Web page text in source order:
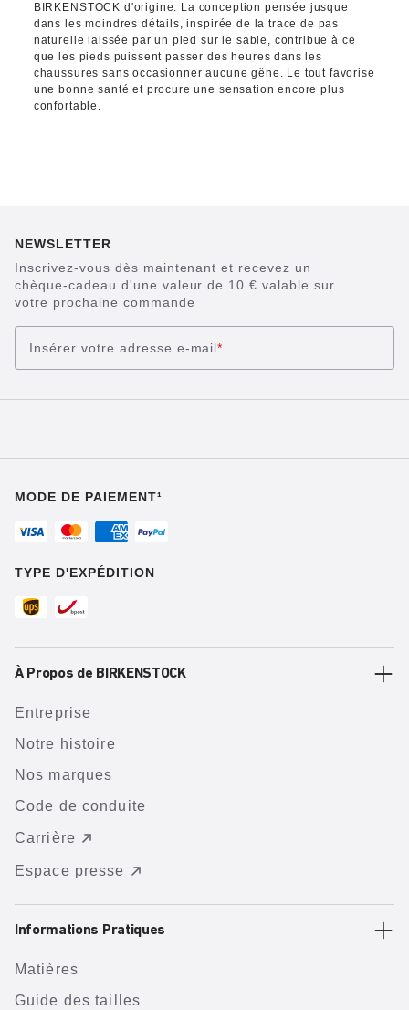
BIRKENSTOCK d'origine. La conception pensée jusque
dans les moindres détails, inspirée de la trace de pas
naturelle laissée par un pied sur le sable, contribue à ce
que les pieds puissent passer des heures dans les
chaussures sans occasionner aucune gêne. Le tout favorise
une bonne santé et procure une sensation encore plus
confortable.
NEWSLETTER
Inscrivez-vous dès maintenant et recevez un
chèque-cadeau d'une valeur de 10 € valable sur
votre prochaine commande
Insérer votre adresse e-mail*
MODE DE PAIEMENT¹
TYPE D'EXPÉDITION
À Propos de BIRKENSTOCK
Entreprise
Notre histoire
Nos marques
Code de conduite
Carrière
Espace presse
Informations Pratiques
Matières
Guide des tailles